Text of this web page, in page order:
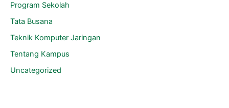
Program Sekolah
Tata Busana
Teknik Komputer Jaringan
Tentang Kampus
Uncategorized